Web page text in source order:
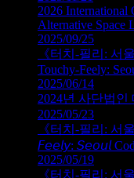
2026 International
Alternative Space
2025/09/25
《터치‑필리: 서
Touchy-Feely:
2025/06/14
2024년 사단법
2025/05/23
《터치‑필리:
𝘍𝘦𝘦𝘭𝘺: 𝘚𝘦𝘰𝘶𝘭
2025/05/19
《터치‑필리: 서